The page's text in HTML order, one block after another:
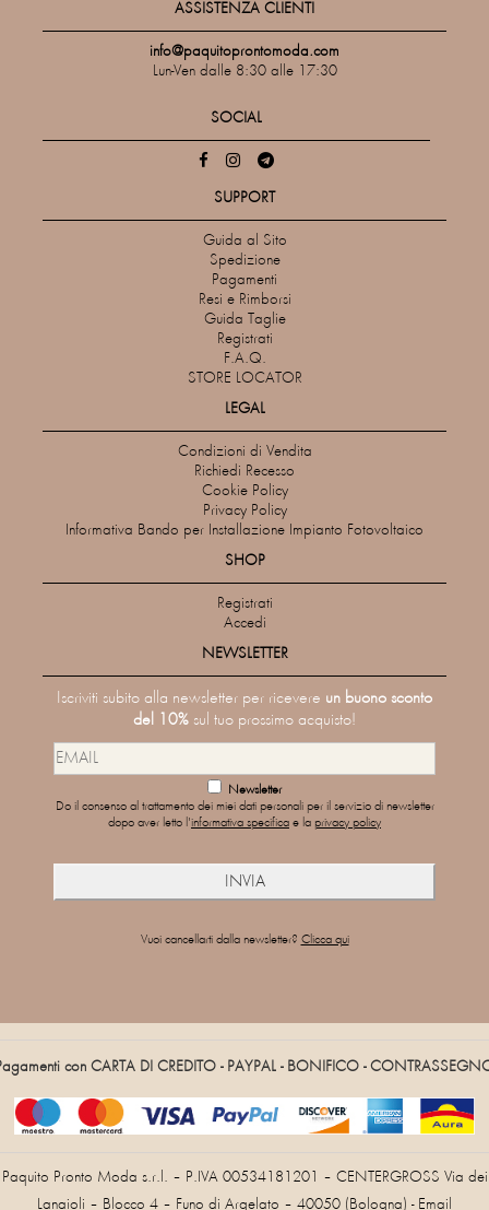
ASSISTENZA CLIENTI
info@paquitoprontomoda.com
Lun-Ven dalle 8:30 alle 17:30
SOCIAL
SUPPORT
Guida al Sito
Spedizione
Pagamenti
Resi e Rimborsi
Guida Taglie
Registrati
F.A.Q.
STORE LOCATOR
LEGAL
Condizioni di Vendita
Richiedi Recesso
Cookie Policy
Privacy Policy
Informativa Bando per Installazione Impianto Fotovoltaico
SHOP
Registrati
Accedi
NEWSLETTER
Iscriviti subito alla newsletter per ricevere un buono sconto
del 10% sul tuo prossimo acquisto!
Newsletter
Do il consenso al trattamento dei miei dati personali per il servizio di newsletter
dopo aver letto l'informativa specifica e la privacy policy
Vuoi cancellarti dalla newsletter? Clicca qui
con CARTA DI CREDITO - PAYPAL - BONIFICO -
Paquito Pronto Moda s.r.l. – P.IVA 00534181201 – CENTERGROSS Via dei
Lanaioli – Blocco 4 – Funo di Argelato – 40050 (Bologna) - Email